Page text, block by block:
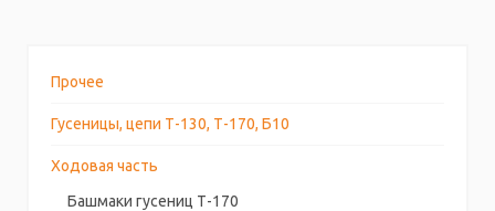
Прочее
Гусеницы, цепи Т-130, Т-170, Б10
Ходовая часть
Башмаки гусениц Т-170